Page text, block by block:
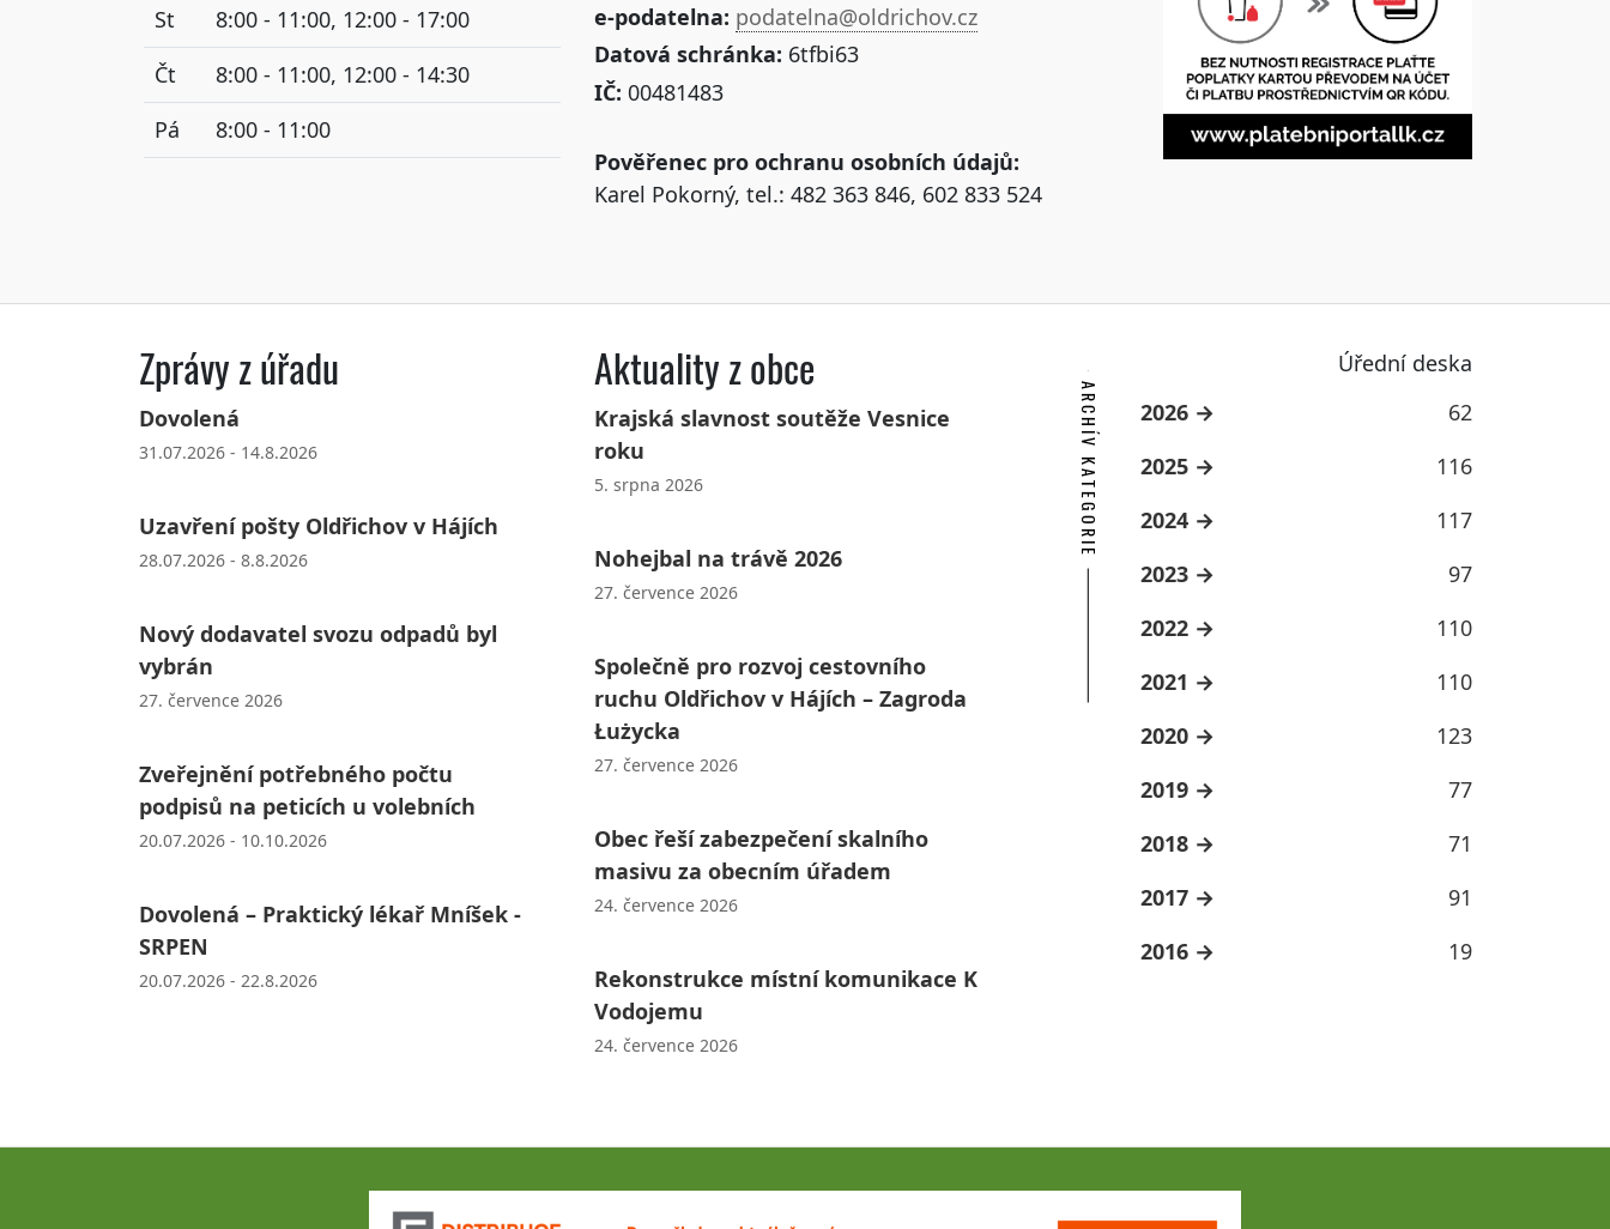
St
8:00 - 11:00, 12:00 - 17:00
Čt
8:00 - 11:00, 12:00 - 14:30
Pá
8:00 - 11:00
e-podatelna: podatelna@oldrichov.cz
Datová schránka: 6tfbi63
IČ: 00481483
Pověřenec pro ochranu osobních údajů:
Karel Pokorný, tel.: 482 363 846, 602 833 524
Zprávy z úřadu
Dovolená
31.07.2026 - 14.8.2026
Uzavření pošty Oldřichov v Hájích
28.07.2026 - 8.8.2026
Nový dodavatel svozu odpadů byl
vybrán
27. července 2026
Zveřejnění potřebného počtu
podpisů na peticích u volebních
20.07.2026 - 10.10.2026
Dovolená – Praktický lékař Mníšek -
SRPEN
20.07.2026 - 22.8.2026
Aktuality z obce
Krajská slavnost soutěže Vesnice
roku
5. srpna 2026
Nohejbal na trávě 2026
27. července 2026
Společně pro rozvoj cestovního
ruchu Oldřichov v Hájích – Zagroda
Łużycka
27. července 2026
Obec řeší zabezpečení skalního
masivu za obecním úřadem
24. července 2026
Rekonstrukce místní komunikace K
Vodojemu
24. července 2026
Úřední deska
ARCHÍV KATEGORIE 2026
62
2025
116
2024
117
2023
97
2022
110
2021
110
2020
123
2019
77
2018
71
2017
91
2016
19